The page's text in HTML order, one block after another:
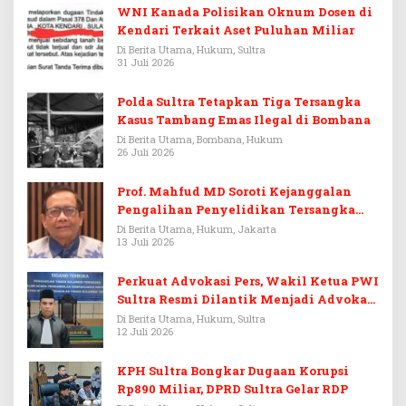
WNI Kanada Polisikan Oknum Dosen di
Kendari Terkait Aset Puluhan Miliar
Di Berita Utama, Hukum, Sultra
31 Juli 2026
Polda Sultra Tetapkan Tiga Tersangka
Kasus Tambang Emas Ilegal di Bombana
Di Berita Utama, Bombana, Hukum
26 Juli 2026
Prof. Mahfud MD Soroti Kejanggalan
Pengalihan Penyelidikan Tersangka
Febrie Adriansyah
Di Berita Utama, Hukum, Jakarta
13 Juli 2026
Perkuat Advokasi Pers, Wakil Ketua PWI
Sultra Resmi Dilantik Menjadi Advokat
PERADI
Di Berita Utama, Hukum, Sultra
12 Juli 2026
KPH Sultra Bongkar Dugaan Korupsi
Rp890 Miliar, DPRD Sultra Gelar RDP